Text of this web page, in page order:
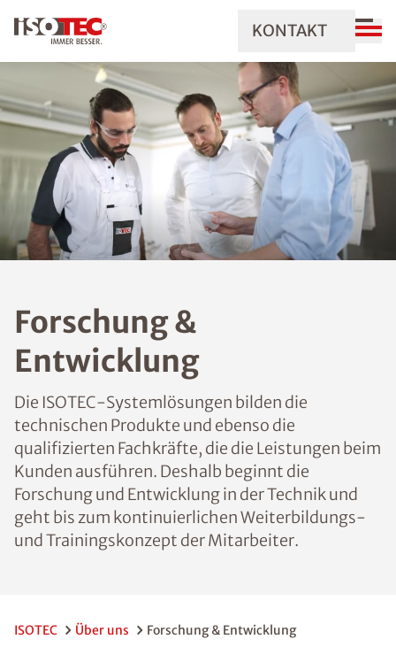
KONTAKT
Forschung &
Entwicklung
Die ISOTEC-Systemlösungen bilden die
technischen Produkte und ebenso die
qualifizierten Fachkräfte, die die Leistungen beim
Kunden ausführen. Deshalb beginnt die
Forschung und Entwicklung in der Technik und
geht bis zum kontinuierlichen Weiterbildungs-
und Trainingskonzept der Mitarbeiter.
ISOTEC Über uns Forschung & Entwicklung